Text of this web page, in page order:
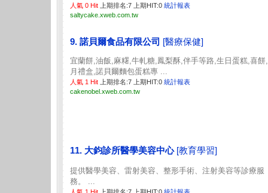
人氣 0 Hit 上期排名:7 上期HIT:0 統計報表
saltycake.xweb.com.tw
9. 諾貝爾食品有限公司 [醫療保健]
宜蘭餅,油飯,麻糬,牛軋糖,鳳梨酥,伴手等路,生日蛋糕,喜餅
月禮盒,諾貝爾麵包蛋糕專 ...
人氣 1 Hit 上期排名:7 上期HIT:0 統計報表
cakenobel.xweb.com.tw
11. 大鈞診所醫學美容中心 [教育學習]
提供醫學美容、雷射美容、整形手術、注射美容等診療服
務。 ...